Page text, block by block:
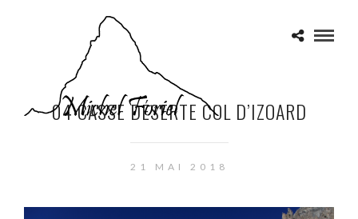
04 CASSE DÉSERTE COL D’IZOARD
21 MAI 2018